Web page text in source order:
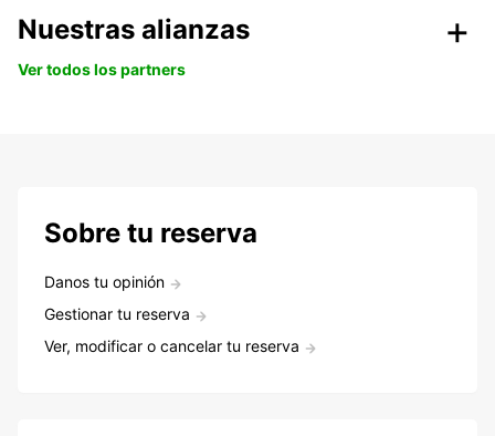
Nuestras alianzas
Ver todos los partners
Sobre tu reserva
Danos tu opinión
Gestionar tu reserva
Ver, modificar o cancelar tu reserva